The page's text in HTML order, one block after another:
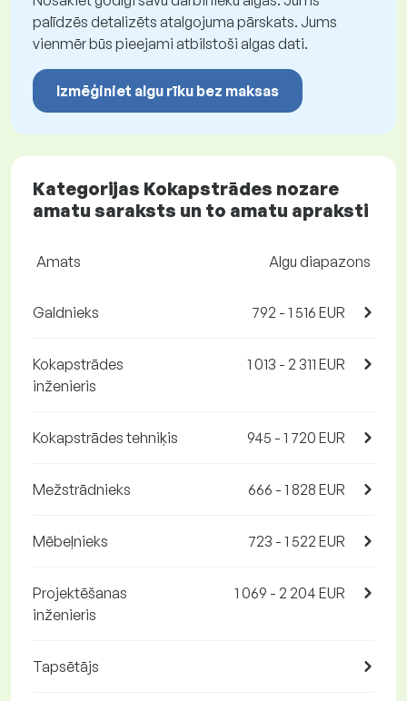
palīdzēs detalizēts atalgojuma pārskats. Jums
vienmēr būs pieejami atbilstoši algas dati.
Izmēģiniet algu rīku bez maksas
Kategorijas Kokapstrādes nozare
amatu saraksts un to amatu apraksti
Amats Algu diapazons
Galdnieks 792 - 1 516 EUR
Kokapstrādes
inženieris
1 013 - 2 311 EUR
Kokapstrādes tehniķis 945 - 1 720 EUR
Mežstrādnieks 666 - 1 828 EUR
Mēbeļnieks 723 - 1 522 EUR
Projektēšanas
inženieris
1 069 - 2 204 EUR
Tapsētājs